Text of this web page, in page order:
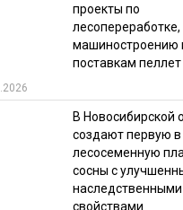
проекты по
лесопереработке,
машиностроению
поставкам
В Новосибирской
создают первую
лесосеменную
сосны с
наследственными
свойствами